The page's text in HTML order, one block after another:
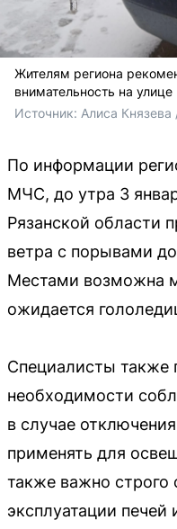
Жителям региона
внимательность на
Источник: Алиса Князева
По информации
МЧС, до утра 3
Рязанской области
ветра с порывами
Местами возможна
ожидается
Специалисты также
необходимости
в случае
применять для
также важно строго
эксплуатации печей